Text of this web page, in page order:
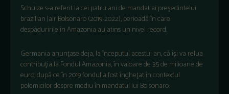
Schulze s-a referit la cei patru ani de mandat ai preşedintelui
brazilian Jair Bolsonaro (2019-2022), perioadă în care
despăduririle în Amazonia au atins un nivel record.
Germania anunţase deja, la începutul acestui an, că îşi va relua
contribuţia la Fondul Amazonia, în valoare de 35 de milioane de
euro, după ce în 2019 fondul a fost îngheţat în contextul
polemicilor despre mediu în mandatul lui Bolsonaro.